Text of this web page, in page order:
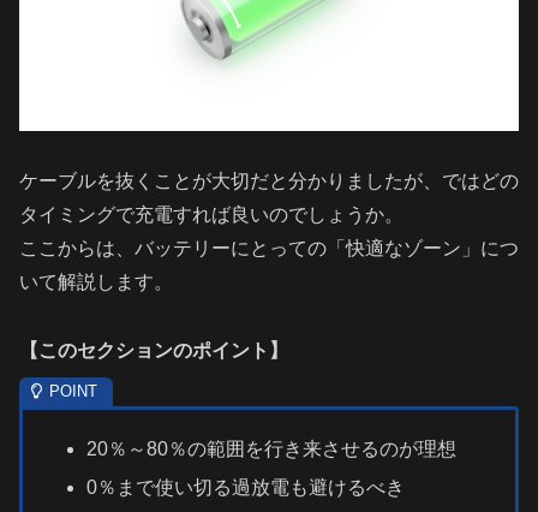
ケーブルを抜くことが大切だと分かりましたが、ではどの
タイミングで充電すれば良いのでしょうか。
ここからは、バッテリーにとっての「快適なゾーン」につ
いて解説します。
【 このセクションのポイント 】
20％～80％の範囲を行き来させるのが理想
0％まで使い切る過放電も避けるべき